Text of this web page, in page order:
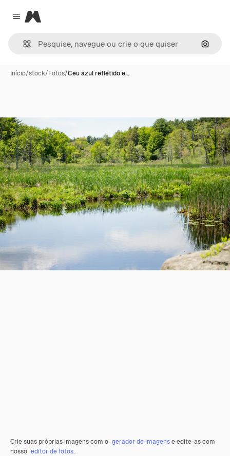
Close menu
Magnific
Início/stock/Fotos/Céu azul refletido e…
Crie suas próprias imagens com o gerador de imagense edite-as com
nosso editor de fotos.